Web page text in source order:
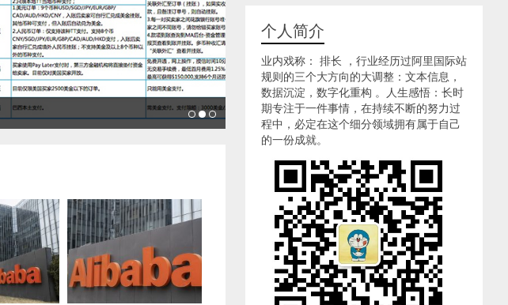
个人简介
业内戏称： 排长 ，行业经历过阿里国际站
规则的三个大方向的大调整：文本信息，
数据沉淀，数字化重构 。人生感悟：长时
期专注于一件事情，在持续不断的努力过
程中，必定在这个细分领域拥有属于自己
的一份成就。